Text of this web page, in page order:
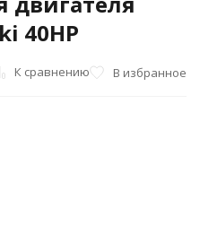
40HP
К сравнению В избранное